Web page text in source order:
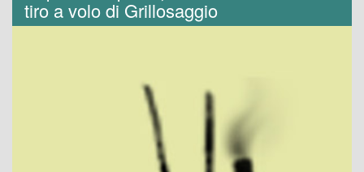
tiro a volo di Grillosaggio